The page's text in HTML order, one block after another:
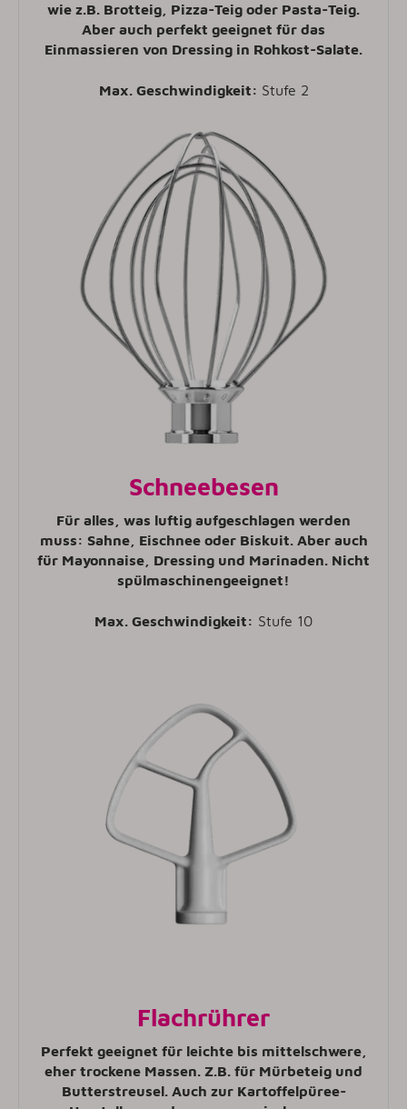
wie z.B. Brotteig, Pizza-Teig oder Pasta-Teig.
Aber auch perfekt geeignet für das
Einmassieren von Dressing in Rohkost-Salate.
Max. Geschwindigkeit: Stufe 2
Schneebesen
Für alles, was luftig aufgeschlagen werden
muss: Sahne, Eischnee oder Biskuit. Aber auch
für Mayonnaise, Dressing und Marinaden. Nicht
spülmaschinengeeignet!
Max. Geschwindigkeit: Stufe 10
Flachrührer
Perfekt geeignet für leichte bis mittelschwere,
eher trockene Massen. Z.B. für Mürbeteig und
Butterstreusel. Auch zur Kartoffelpüree-